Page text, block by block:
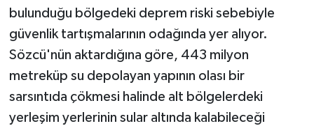
bulunduğu bölgedeki deprem riski sebebiyle
güvenlik tartışmalarının odağında yer alıyor.
Sözcü'nün aktardığına göre, 443 milyon
metreküp su depolayan yapının olası bir
sarsıntıda çökmesi halinde alt bölgelerdeki
yerleşim yerlerinin sular altında kalabileceği